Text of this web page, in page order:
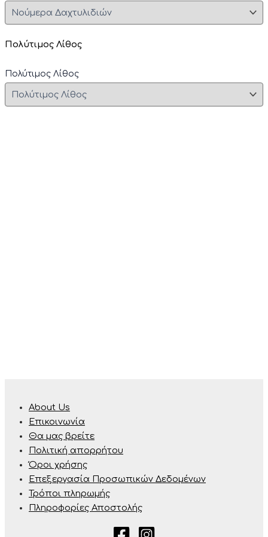
Πολύτιμος Λίθος
Πολύτιμος Λίθος
About Us
Επικοινωνία
Θα μας βρείτε
Πολιτική απορρήτου
Όροι χρήσης
Επεξεργασία Προσωπικών Δεδομένων
Τρόποι πληρωμής
Πληροφορίες Αποστολής